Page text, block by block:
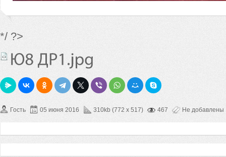
*/ ?>
Гость 05 июня 2016 310kb (772 x 517) 467 Не добавлены